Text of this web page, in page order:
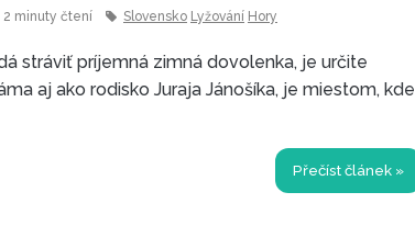
2 minuty čtení Slovensko Lyžování Hory
stráviť príjemná zimná dovolenka, je určite
aj ako rodisko Juraja Jánošíka, je miestom, kde
Přečíst článek »